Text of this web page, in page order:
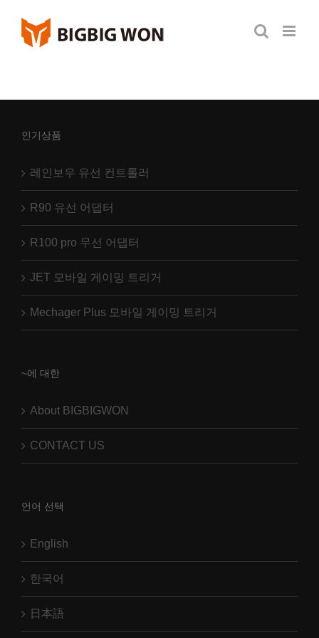
content
인기상품
레인보우 유선 컨트롤러
R90 유선 어댑터
R100 pro 무선 어댑터
JET 모바일 게이밍 트리거
Mechager Plus 모바일 게이밍 트리거
~에 대한
About BIGBIGWON
CONTACT US
언어 선택
English
한국어
日本語